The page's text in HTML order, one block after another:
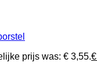
prijs was: € 3,55.€